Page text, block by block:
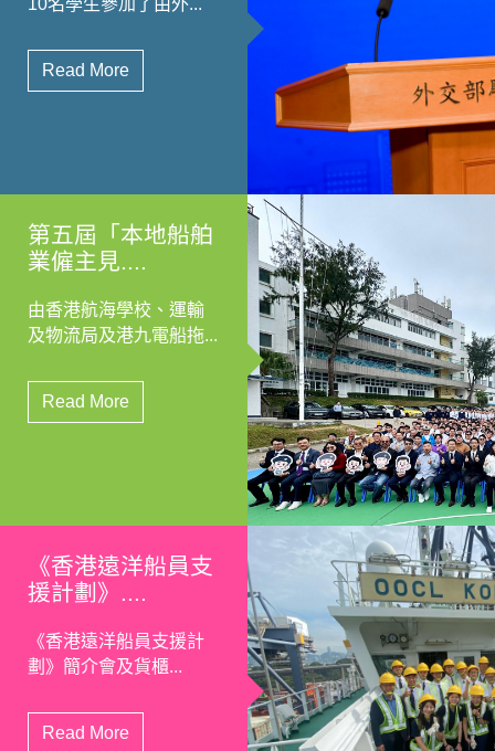
10名學生參加了由外...
Read More
第五屆「本地船舶
業僱主見....
由香港航海學校、運輸
及物流局及港九電船拖...
Read More
《香港遠洋船員支
援計劃》....
《香港遠洋船員支援計
劃》簡介會及貨櫃...
Read More